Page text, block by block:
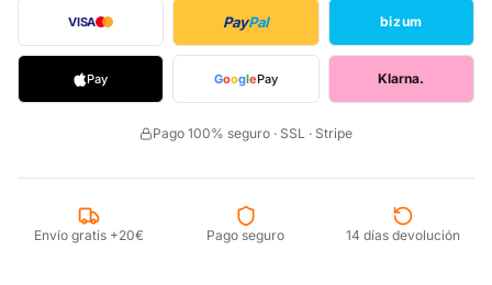
VISA PayPal bizum
Pay GooglePay Klarna.
Pago 100% seguro · SSL · Stripe
Envío gratis +20€ Pago seguro 14 días devolución